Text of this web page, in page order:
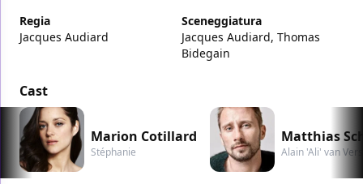
Regia
Jacques Audiard
Sceneggiatura
Jacques Audiard, Thomas
Bidegain
Cast
Marion Cotillard
Stéphanie
Matthias
Alain 'Ali' van